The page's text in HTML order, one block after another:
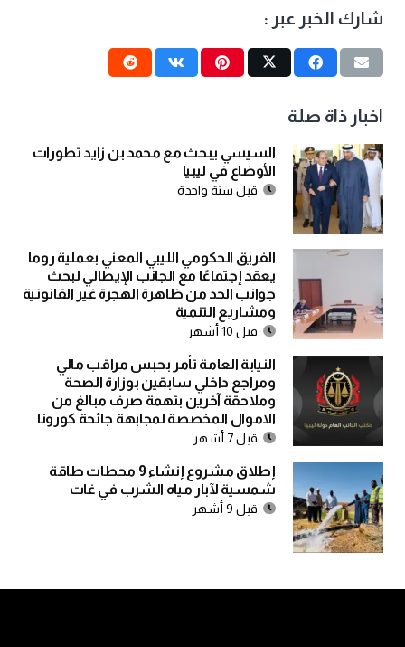
شارك الخبر عبر :
اخبار ذاة صلة
السيسي يبحث مع محمد بن زايد تطورات
الأوضاع في ليبيا
قبل سنة واحدة
الفريق الحكومي الليبي المعني بعملية روما
يعقد إجتماعًا مع الجانب الإيطالي لبحث
جوانب الحد من ظاهرة الهجرة غير القانونية
ومشاريع التنمية
قبل 10 أشهر
النيابة العامة تأمر بحبس مراقب مالي
ومراجع داخلي سابقين بوزارة الصحة
وملاحقة آخرين بتهمة صرف مبالغ من
الاموال المخصصة لمجابهة جائحة كورونا
قبل 7 أشهر
إطلاق مشروع إنشاء 9 محطات طاقة
شمسية لآبار مياه الشرب في غات
قبل 9 أشهر